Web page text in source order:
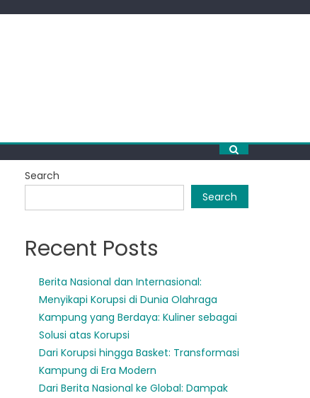
Search
Search
Recent Posts
Berita Nasional dan Internasional:
Menyikapi Korupsi di Dunia Olahraga
Kampung yang Berdaya: Kuliner sebagai
Solusi atas Korupsi
Dari Korupsi hingga Basket: Transformasi
Kampung di Era Modern
Dari Berita Nasional ke Global: Dampak